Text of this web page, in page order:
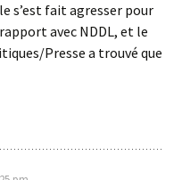
s’est fait agresser pour
avec NDDL, et le
Presse a trouvé que